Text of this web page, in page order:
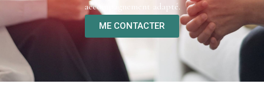
accompagnement adapté.
ME CONTACTER